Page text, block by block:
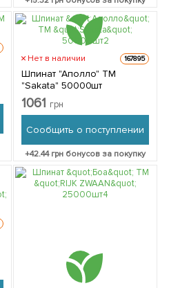
Нет в наличии 167895
Шпинат "Аполло" ТМ
"Sakata" 50000шт
1061 грн
Сообщить о поступлении
+42.44грн бонусов за покупку